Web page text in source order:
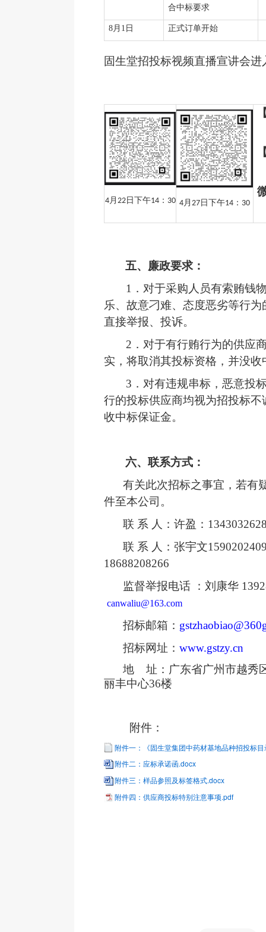
合中标要求
8月1 日 正式订单开始
固生堂招投标视频直播宣讲会进
4月 22日下午14： 30 4 月 27日下午14 ： 30
五、 廉政要求：
1． 对于采购人员有索贿钱
乐、故意刁难、态度恶劣等行
直接举报、投诉。
2． 对于有行贿行为的供应
实，将取消其投标资格，并没收
3． 对有违规串标，恶意投
行的投标供应商均视为招投标不
收中标保证金。
六、联系方式：
有关此次招标之事宜，若有
件至本公司。
联 系 人：许盈：
联 系 人：张宇文
18688208266
监督举报电话 ：刘康华
canwaliu@163.com
招标邮箱：
招标网址： www.gstzy.cn
地
址：广东省广州市越秀
丽丰中心36楼
附件：
附件一：《固生堂集团中药材基地品种招投标
附件二：应标承诺函.docx
附件三：样品参照及标签格式.docx
附件四：供应商投标特别注意事项.pdf